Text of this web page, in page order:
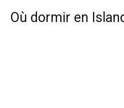
Où dormir en